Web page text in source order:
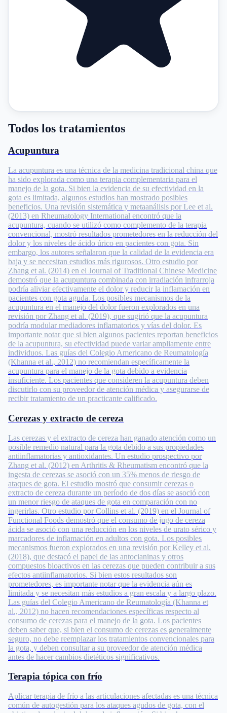
Todos los tratamientos
Acupuntura
La acupuntura es una técnica de la medicina tradicional china que
ha sido explorada como una terapia complementaria para el
manejo de la gota. Si bien la evidencia de su efectividad en la
gota es limitada, algunos estudios han mostrado posibles
beneficios. Una revisión sistemática y metaanálisis por Lee et al.
(2013) en Rheumatology International encontró que la
acupuntura, cuando se utilizó como complemento de la terapia
convencional, mostró resultados prometedores en la reducción del
dolor y los niveles de ácido úrico en pacientes con gota. Sin
embargo, los autores señalaron que la calidad de la evidencia era
baja y se necesitan estudios más rigurosos. Otro estudio por
Zhang et al. (2014) en el Journal of Traditional Chinese Medicine
demostró que la acupuntura combinada con irradiación infrarroja
podría aliviar efectivamente el dolor y reducir la inflamación en
pacientes con gota aguda. Los posibles mecanismos de la
acupuntura en el manejo del dolor fueron explorados en una
revisión por Zhang et al. (2019), que sugirió que la acupuntura
podría modular mediadores inflamatorios y vías del dolor. Es
importante notar que si bien algunos pacientes reportan beneficios
de la acupuntura, su efectividad puede variar ampliamente entre
individuos. Las guías del Colegio Americano de Reumatología
(Khanna et al., 2012) no recomiendan específicamente la
acupuntura para el manejo de la gota debido a evidencia
insuficiente. Los pacientes que consideren la acupuntura deben
discutirlo con su proveedor de atención médica y asegurarse de
recibir tratamiento de un practicante calificado.
Cerezas y extracto de cereza
Las cerezas y el extracto de cereza han ganado atención como un
posible remedio natural para la gota debido a sus propiedades
antiinflamatorias y antioxidantes. Un estudio prospectivo por
Zhang et al. (2012) en Arthritis & Rheumatism encontró que la
ingesta de cerezas se asoció con un 35% menos de riesgo de
ataques de gota. El estudio mostró que consumir cerezas o
extracto de cereza durante un período de dos días se asoció con
un menor riesgo de ataques de gota en comparación con no
ingerirlas. Otro estudio por Collins et al. (2019) en el Journal of
Functional Foods demostró que el consumo de jugo de cereza
ácida se asoció con una reducción en los niveles de urato sérico y
marcadores de inflamación en adultos con gota. Los posibles
mecanismos fueron explorados en una revisión por Kelley et al.
(2018), que destacó el papel de las antocianinas y otros
compuestos bioactivos en las cerezas que pueden contribuir a sus
efectos antiinflamatorios. Si bien estos resultados son
prometedores, es importante notar que la evidencia aún es
limitada y se necesitan más estudios a gran escala y a largo plazo.
Las guías del Colegio Americano de Reumatología (Khanna et
al., 2012) no hacen recomendaciones específicas respecto al
consumo de cerezas para el manejo de la gota. Los pacientes
deben saber que, si bien el consumo de cerezas es generalmente
seguro, no debe reemplazar los tratamientos convencionales para
la gota, y deben consultar a su proveedor de atención médica
antes de hacer cambios dietéticos significativos.
Terapia tópica con frío
Aplicar terapia de frío a las articulaciones afectadas es una técnica
común de autogestión para los ataques agudos de gota, con el